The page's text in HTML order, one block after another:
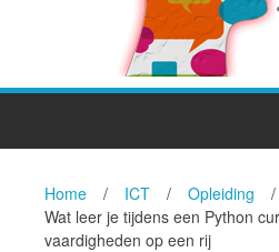
Home / ICT / Opleiding
/
Wat leer je tijdens een Python
vaardigheden op een rij